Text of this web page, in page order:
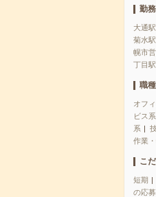
勤
大通駅
菊水駅
幌市
丁目駅
職
オフ
ビス系
系
作業
こ
短期
の応